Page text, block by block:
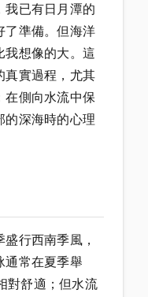
我已有日月潭的
了準備。但海洋
我想像的大。這
真實過程，尤其
在側向水流中保
的深海時的心理
行西南季風，
通常在夏季舉
對舒適；但水流